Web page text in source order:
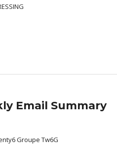
Email Summary
Groupe Tw6G